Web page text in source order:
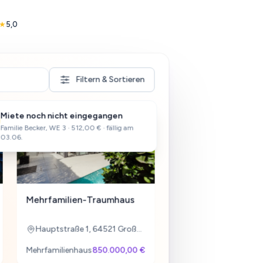
5,0
Filtern & Sortieren
Bestand
Mehrfamilien-Traumhaus
Hauptstraße 1, 64521 Groß-Gerau
Mehrfamilienhaus850.000,00 €
Cashflow
€
3.450,00 €
-820,00 €